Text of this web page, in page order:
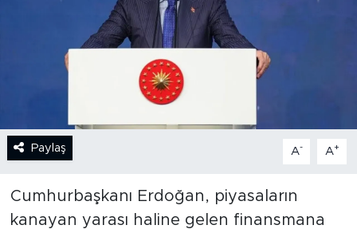
Paylaş A- A+
Cumhurbaşkanı Erdoğan, piyasaların
kanayan yarası haline gelen finansmana
KULİS
DİNİ
POLİTİKA
EKONOMİ